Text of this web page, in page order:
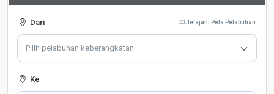
Dari Jelajahi Peta Pelabuhan
Pilih pelabuhan keberangkatan
Ke